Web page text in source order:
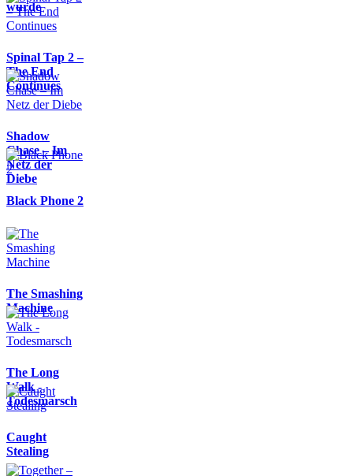
wurde
Spinal Tap 2 –
The End
Continues
Shadow
Chase – Im
Netz der
Diebe
Black Phone 2
The Smashing
Machine
The Long
Walk -
Todesmarsch
Caught
Stealing